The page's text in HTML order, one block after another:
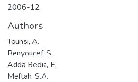
2006-12
Authors
Tounsi, A.
Benyoucef, S.
Adda Bedia, E.
Meftah, S.A.